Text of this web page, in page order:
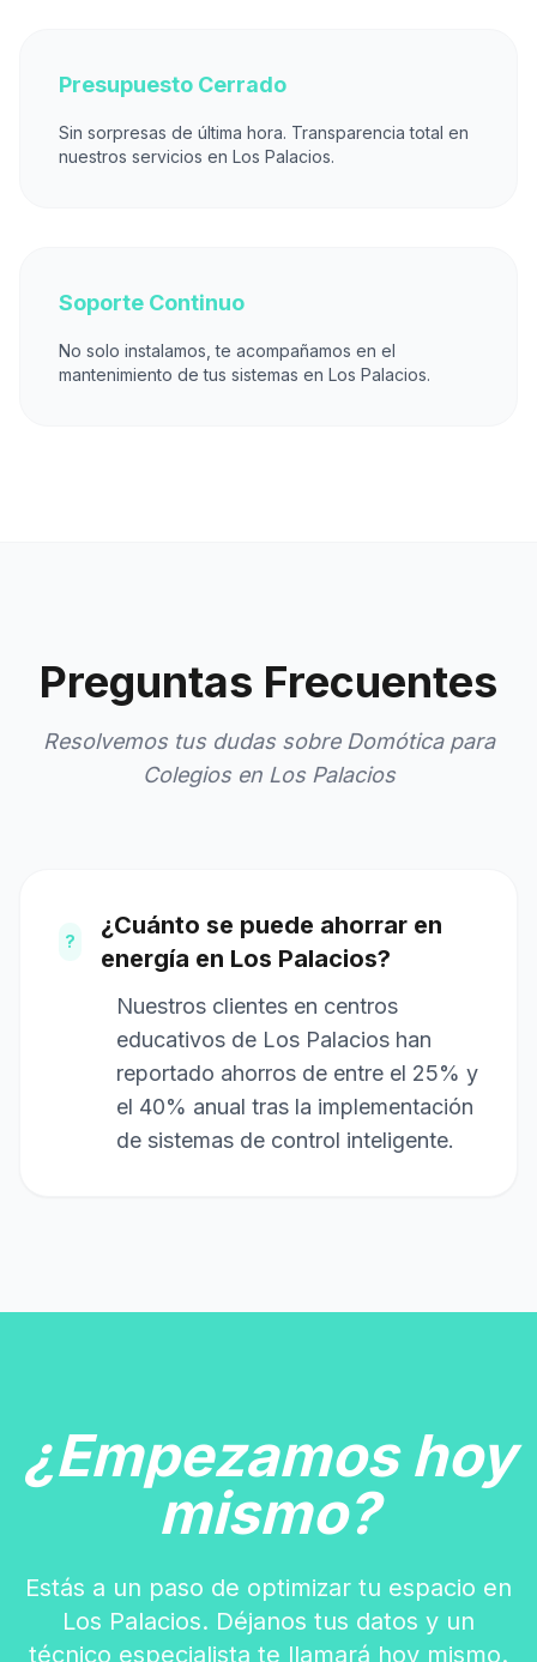
Presupuesto Cerrado
Sin sorpresas de última hora. Transparencia total en
nuestros servicios en Los Palacios.
Soporte Continuo
No solo instalamos, te acompañamos en el
mantenimiento de tus sistemas en Los Palacios.
Preguntas Frecuentes
Resolvemos tus dudas sobre Domótica para
Colegios en Los Palacios
?
¿Cuánto se puede ahorrar en
energía en Los Palacios?
Nuestros clientes en centros
educativos de Los Palacios han
reportado ahorros de entre el 25% y
el 40% anual tras la implementación
de sistemas de control inteligente.
¿Empezamos hoy
mismo?
Estás a un paso de optimizar tu espacio en
Los Palacios. Déjanos tus datos y un
técnico especialista te llamará hoy mismo.